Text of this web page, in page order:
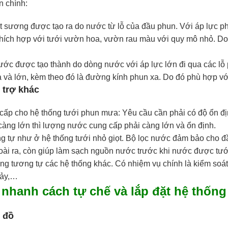
chính:
sương được tạo ra do nước từ lỗ của đầu phun. Với áp lực
hợp với tưới vườn hoa, vườn rau màu với quy mô nhỏ.
được tạo thành do dòng nước với áp lực lớn đi qua các
và lớn, kèm theo đó là đường kính phun xa. Do đó phù hợp
trợ khác
cho hệ thống tưới phun mưa: Yêu cầu cần phải có độ ổn
lớn thì lượng nước cung cấp phải càng lớn và ổn định.
tự như ở hệ thống tưới nhỏ giọt. Bộ lọc nước đảm bảo cho
ra, còn giúp làm sạch nguồn nước trước khi nước được
tương tự các hệ thống khác. Có nhiệm vụ chính là kiểm
cách tự chế và lắp đặt hệ
đồ